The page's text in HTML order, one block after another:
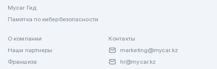
Mycar Гид
Памятка по кибербезопасности
О компании
Наши партнеры
Франшиза
Контакты
marketing@mycar.kz
hr@mycar.kz